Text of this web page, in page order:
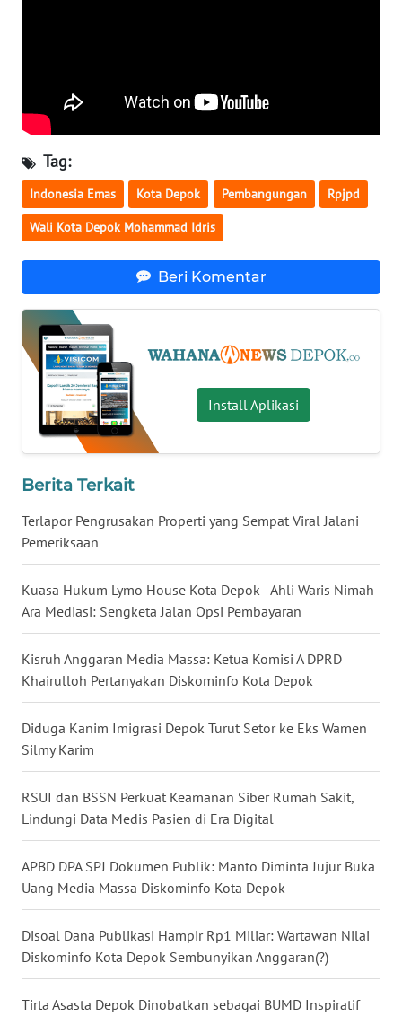
Tag:
Indonesia Emas Kota Depok Pembangungan Rpjpd
Wali Kota Depok Mohammad Idris
Beri Komentar
Install Aplikasi
Berita Terkait
Terlapor Pengrusakan Properti yang Sempat Viral Jalani
Pemeriksaan
Kuasa Hukum Lymo House Kota Depok - Ahli Waris Nimah
Ara Mediasi: Sengketa Jalan Opsi Pembayaran
Kisruh Anggaran Media Massa: Ketua Komisi A DPRD
Khairulloh Pertanyakan Diskominfo Kota Depok
Diduga Kanim Imigrasi Depok Turut Setor ke Eks Wamen
Silmy Karim
RSUI dan BSSN Perkuat Keamanan Siber Rumah Sakit,
Lindungi Data Medis Pasien di Era Digital
APBD DPA SPJ Dokumen Publik: Manto Diminta Jujur Buka
Uang Media Massa Diskominfo Kota Depok
Disoal Dana Publikasi Hampir Rp1 Miliar: Wartawan Nilai
Diskominfo Kota Depok Sembunyikan Anggaran(?)
Tirta Asasta Depok Dinobatkan sebagai BUMD Inspiratif
WN
WN
SULSEL
WN
WN
SULUT
WN
MALUKU
WN
MALUT
WN
DAIRI
WN
DANAU
WN
WN
LANGKAT
WN
TAPANULI
SELATAN
WN
TANJUNG
LESUNG
WN
KARO